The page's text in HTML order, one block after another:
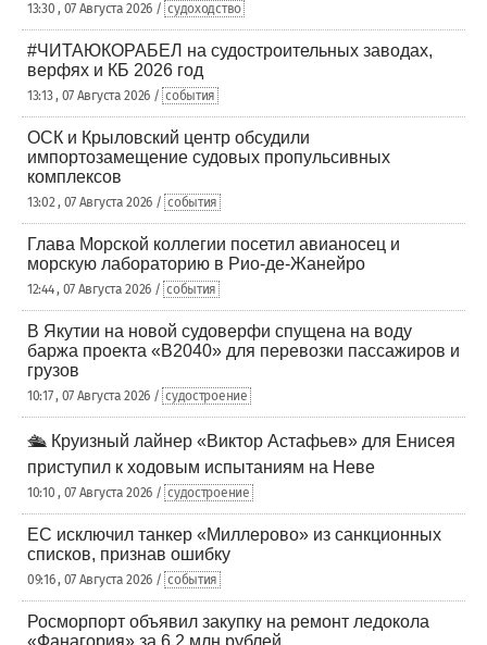
13:30 , 07 Августа 2026 / судоходство
#ЧИТАЮКОРАБЕЛ на судостроительных заводах,
верфях и КБ 2026 год
13:13 , 07 Августа 2026 / события
ОСК и Крыловский центр обсудили
импортозамещение судовых пропульсивных
комплексов
13:02 , 07 Августа 2026 / события
Глава Морской коллегии посетил авианосец и
морскую лабораторию в Рио-де-Жанейро
12:44 , 07 Августа 2026 / события
В Якутии на новой судоверфи спущена на воду
баржа проекта «В2040» для перевозки пассажиров и
грузов
10:17 , 07 Августа 2026 / судостроение
🛳️ Круизный лайнер «Виктор Астафьев» для Енисея
приступил к ходовым испытаниям на Неве
10:10 , 07 Августа 2026 / судостроение
ЕС исключил танкер «Миллерово» из санкционных
списков, признав ошибку
09:16 , 07 Августа 2026 / события
Росморпорт объявил закупку на ремонт ледокола
«Фанагория» за 6,2 млн рублей